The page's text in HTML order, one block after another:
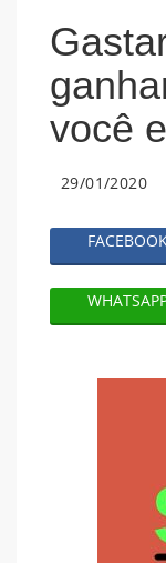
você
29/01/2020
FACEBOOK